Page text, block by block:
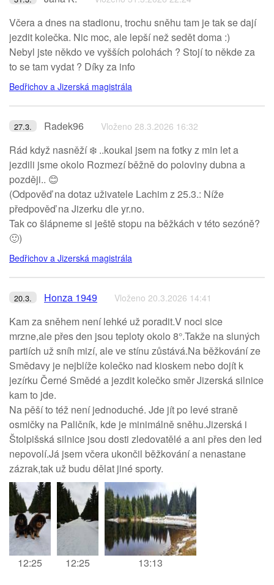
Včera a dnes na stadionu, trochu sněhu tam je tak se dají
jezdit kolečka. Nic moc, ale lepší než sedět doma :)
Nebyl jste někdo ve vyšších polohách ? Stojí to někde za
to se tam vydat ? Díky za info
Bedřichov a Jizerská magistrála
27.3. Radek96 Vloženo 28.3.2026 16:32
Rád když nasněží ❄️ ..koukal jsem na fotky z min let a
jezdili jsme okolo Rozmezí běžně do poloviny dubna a
později.. 😊
(Odpověď na dotaz uživatele Lachim z 25.3.: Níže
předpověď na Jizerku dle yr.no.
Tak co šlápneme si ještě stopu na běžkách v této sezóně?
🙂)
Bedřichov a Jizerská magistrála
20.3. Honza 1949 Vloženo 20.3.2026 14:41
Kam za sněhem není lehké už poradit.V noci sice
mrzne,ale přes den jsou teploty okolo 8°.Takže na sluných
partiích už sníh mizí, ale ve stínu zůstává.Na běžkování ze
Smědavy je nejblíže kolečko nad kioskem nebo dojít k
jezírku Černé Smědé a jezdit kolečko směr Jizerská silnice
kam to jde.
Na pěší to též není jednoduché. Jde jít po levé straně
osmičky na Paličník, kde je minimálně sněhu.Jizerská i
Štolpišská silnice jsou dosti zledovatělé a ani přes den led
nepovolí.Já jsem včera ukončil běžkování a nenastane
zázrak,tak už budu dělat jiné sporty.
12:25 12:25 13:13